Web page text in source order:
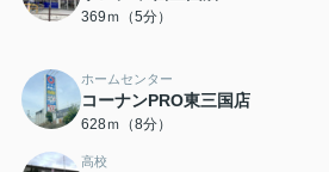
369ｍ（5分）
ホームセンター
コーナンPRO東三国店
628ｍ（8分）
高校